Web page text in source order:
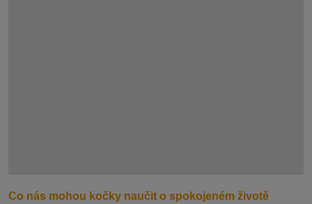
Co nás mohou kočky naučit o spokojeném životě